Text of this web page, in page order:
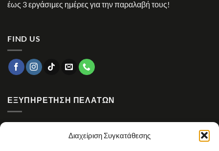
Διαχείριση Συγκατάθεσης
έως 3 εργάσιμες ημέρες για την παραλαβή τους!
FIND US
ΕΞΥΠΗΡΈΤΗΣΗ ΠΕΛΑΤΏΝ